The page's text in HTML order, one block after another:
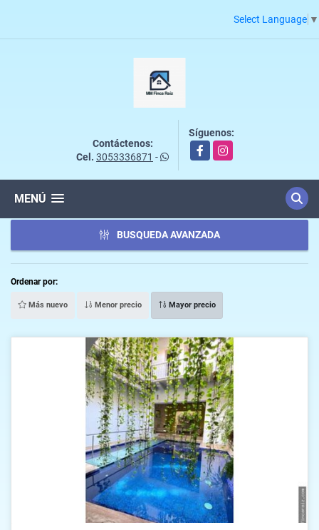
Select Language ▼
Contáctenos:
Cel. 3053336871 -
Síguenos:
FacebookInstagram
MENÚ
BUSQUEDA AVANZADA
Ordenar por:
Más nuevo Menor precio Mayor precio